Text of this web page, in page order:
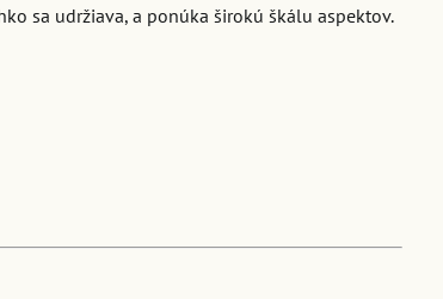
sa udržiava, a ponúka širokú škálu aspektov.